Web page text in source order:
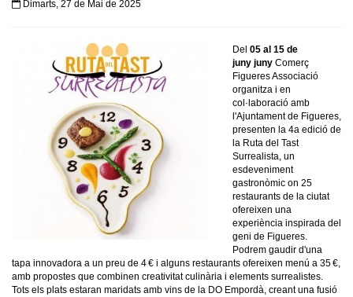
Dimarts, 27 de Mai de 2025
Del 05 al 15 de
juny juny Comerç
Figueres Associació
organitza i en
col·laboració amb
l'Ajuntament de Figueres,
presenten la 4a edició de
la Ruta del Tast
Surrealista, un
esdeveniment
gastronòmic on 25
restaurants de la ciutat
ofereixen una
experiència inspirada del
geni de Figueres.
Podrem gaudir d'una
tapa innovadora a un preu de 4 € i alguns restaurants ofereixen menú a 35 €,
amb propostes que combinen creativitat culinària i elements surrealistes.
Tots els plats estaran maridats amb vins de la DO Empordà, creant una fusió